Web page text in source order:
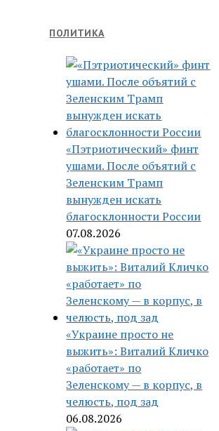
ПОЛИТИКА
«Пэтриотический» финт
ушами. После объятий с
Зеленским Трамп
вынужден искать
благосклонности России
07.08.2026
«Украине просто не
выжить»: Виталий Кличко
«работает» по
Зеленскому — в корпус, в
челюсть, под зад
06.08.2026